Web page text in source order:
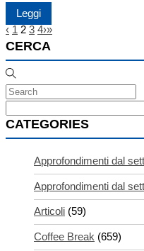
Leggi
‹ 1 2 3 4›»
CERCA
CATEGORIES
Approfondimenti dal
Approfondimenti dal
Articoli (59)
Coffee Break (659)